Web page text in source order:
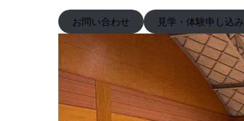
お問い合わせ 見学・体験申し込み